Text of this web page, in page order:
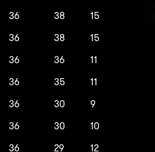
36 38
15
36 38
15
36 36
11
36 35
11
36 30
9
36 30
10
36 29
12